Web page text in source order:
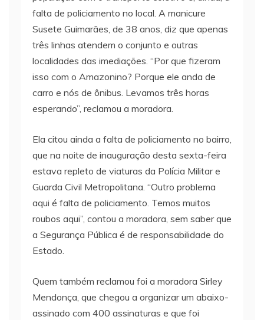
falta de policiamento no local. A manicure
Susete Guimarães, de 38 anos, diz que apenas
três linhas atendem o conjunto e outras
localidades das imediações. “Por que fizeram
isso com o Amazonino? Porque ele anda de
carro e nós de ônibus. Levamos três horas
esperando”, reclamou a moradora.
Ela citou ainda a falta de policiamento no bairro,
que na noite de inauguração desta sexta-feira
estava repleto de viaturas da Polícia Militar e
Guarda Civil Metropolitana. “Outro problema
aqui é falta de policiamento. Temos muitos
roubos aqui”, contou a moradora, sem saber que
a Segurança Pública é de responsabilidade do
Estado.
Quem também reclamou foi a moradora Sirley
Mendonça, que chegou a organizar um abaixo-
assinado com 400 assinaturas e que foi